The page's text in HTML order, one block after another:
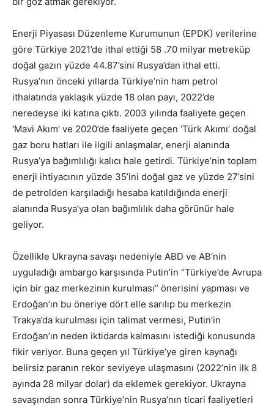
Enerji Piyasası Düzenleme Kurumunun (EPDK) verilerine
göre Türkiye 2021’de ithal ettiği 58 .70 milyar metreküp
doğal gazın yüzde 44.87’sini Rusya’dan ithal etti.
Rusya’nın önceki yıllarda Türkiye’nin ham petrol
ithalatında yaklaşık yüzde 18 olan payı, 2022’de
neredeyse iki katına çıktı. 2003 yılında faaliyete geçen
‘Mavi Akım’ ve 2020’de faaliyete geçen ‘Türk Akımı’ doğal
gaz boru hatları ile ilgili anlaşmalar, enerji alanında
Rusya’ya bağımlılığı kalıcı hale getirdi. Türkiye’nin toplam
enerji ihtiyacının yüzde 35’ini doğal gaz ve yüzde 27’sini
de petrolden karşıladığı hesaba katıldığında enerji
alanında Rusya’ya olan bağımlılık daha görünür hale
geliyor.
Özellikle Ukrayna savaşı nedeniyle ABD ve AB’nin
uyguladığı ambargo karşısında Putin’in “Türkiye’de Avrupa
için bir gaz merkezinin kurulması” önerisini yapması ve
Erdoğan’ın bu öneriye dört elle sarılıp bu merkezin
Trakya’da kurulması için talimat vermesi, Putin’in
Erdoğan’ın neden iktidarda kalmasını istediği konusunda
fikir veriyor. Buna geçen yıl Türkiye’ye giren kaynağı
belirsiz paranın rekor seviyeye ulaşmasını (2022’nin ilk 8
ayında 28 milyar dolar) da eklemek gerekiyor. Ukrayna
savaşından sonra Türkiye’nin Rusya’nın ticari faaliyetleri